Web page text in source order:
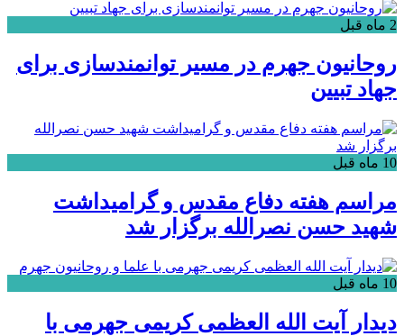
2 ماه قبل
روحانیون جهرم در مسیر توانمندسازی برای
جهاد تبیین
10 ماه قبل
مراسم هفته دفاع مقدس و گرامیداشت
شهید حسن نصرالله برگزار شد
10 ماه قبل
دیدار آیت الله العظمی کریمی جهرمی با